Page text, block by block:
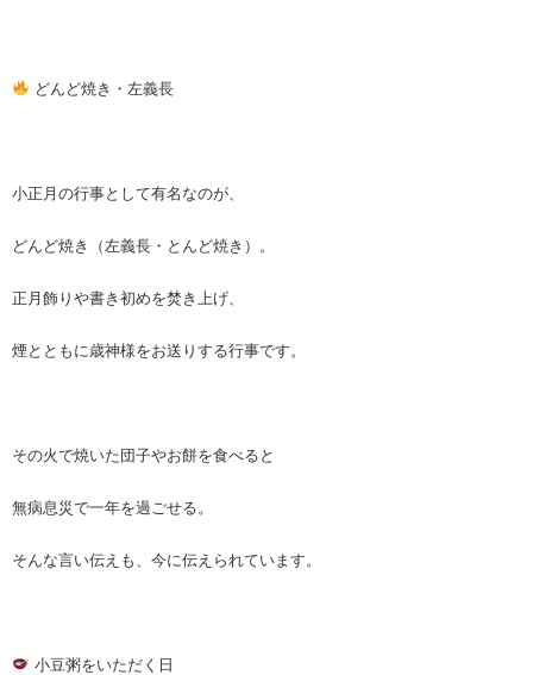
どんど焼き・左義長
小正月の行事として有名なのが、
どんど焼き（左義長・とんど焼き）。
正月飾りや書き初めを焚き上げ、
煙とともに歳神様をお送りする行事です。
その火で焼いた団子やお餅を食べると
無病息災で一年を過ごせる。
そんな言い伝えも、今に伝えられています。
小豆粥をいただく日